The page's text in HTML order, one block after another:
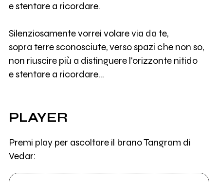
e stentare a ricordare.
Silenziosamente vorrei volare via da te,
sopra terre sconosciute, verso spazi che non so,
non riuscire più a distinguere l'orizzonte nitido
e stentare a ricordare...
PLAYER
Premi play per ascoltare il brano Tangram di
Vedar: